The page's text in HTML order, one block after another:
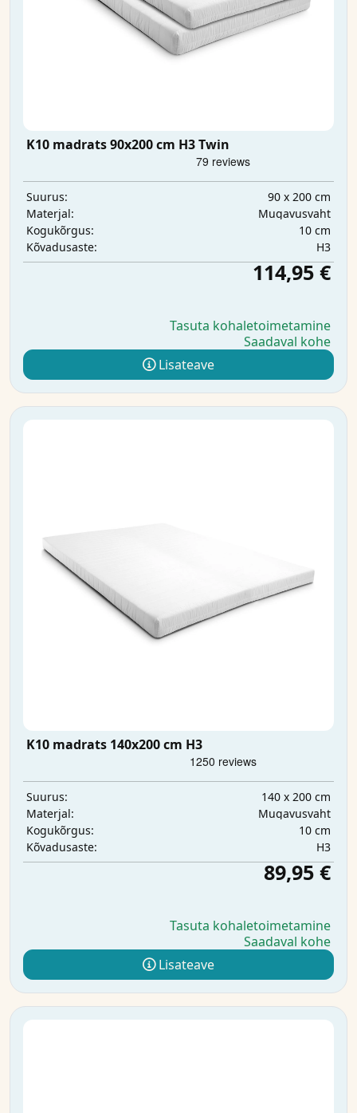
K10 madrats 90x200 cm H3 Twin
Suurus:
90 x 200 cm
Materjal:
Mugavusvaht
Kogukõrgus:
10 cm
Kõvadusaste:
H3
114,95 €
Tasuta kohaletoimetamine
Saadaval kohe
Lisateave
K10 madrats 140x200 cm H3
Suurus:
140 x 200 cm
Materjal:
Mugavusvaht
Kogukõrgus:
10 cm
Kõvadusaste:
H3
89,95 €
Tasuta kohaletoimetamine
Saadaval kohe
Lisateave